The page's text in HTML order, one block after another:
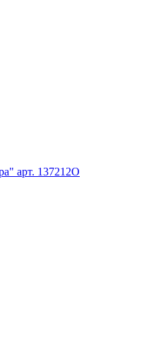
арт. 137212О